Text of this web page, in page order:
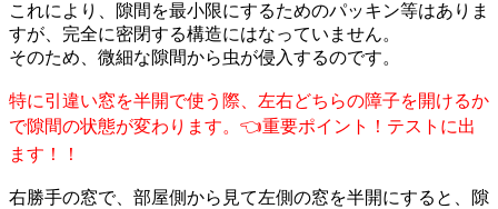
これにより、隙間を最小限にするためのパッキン等はありま
すが、完全に密閉する構造にはなっていません。
そのため、微細な隙間から虫が侵入するのです。
特に引違い窓を半開で使う際、左右どちらの障子を開けるか
で隙間の状態が変わります。👈重要ポイント！テストに出
ます！！
右勝手の窓で、部屋側から見て左側の窓を半開にすると、隙